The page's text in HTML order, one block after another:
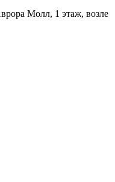
Молл, 1 этаж, возле